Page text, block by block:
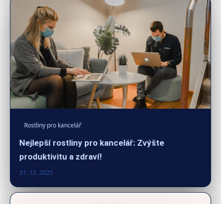
Rostliny pro kancelář
Nejlepší rostliny pro kancelář: Zvýšte
produktivitu a zdraví!
31. 12. 2025